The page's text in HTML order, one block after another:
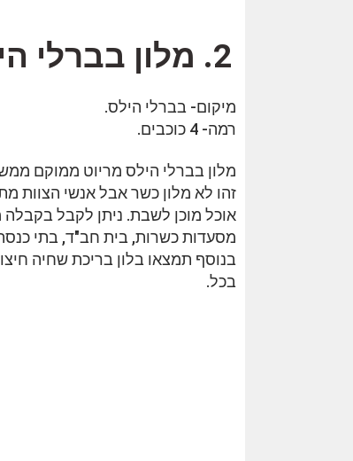
2. מלון בברלי הילס מריוט Beverly Hills Marriott
מיקום- בברלי הילס.
רמה- 4 כוכבים.
מלון בברלי הילס מריוט ממוקם
זהו לא מלון כשר אבל אנשי
אוכל מוכן לשבת. ניתן לקבל
מסעדות כשרות, בית חב"ד, בתי
בנוסף תמצאו בלון בריכת שחיה
בכל.